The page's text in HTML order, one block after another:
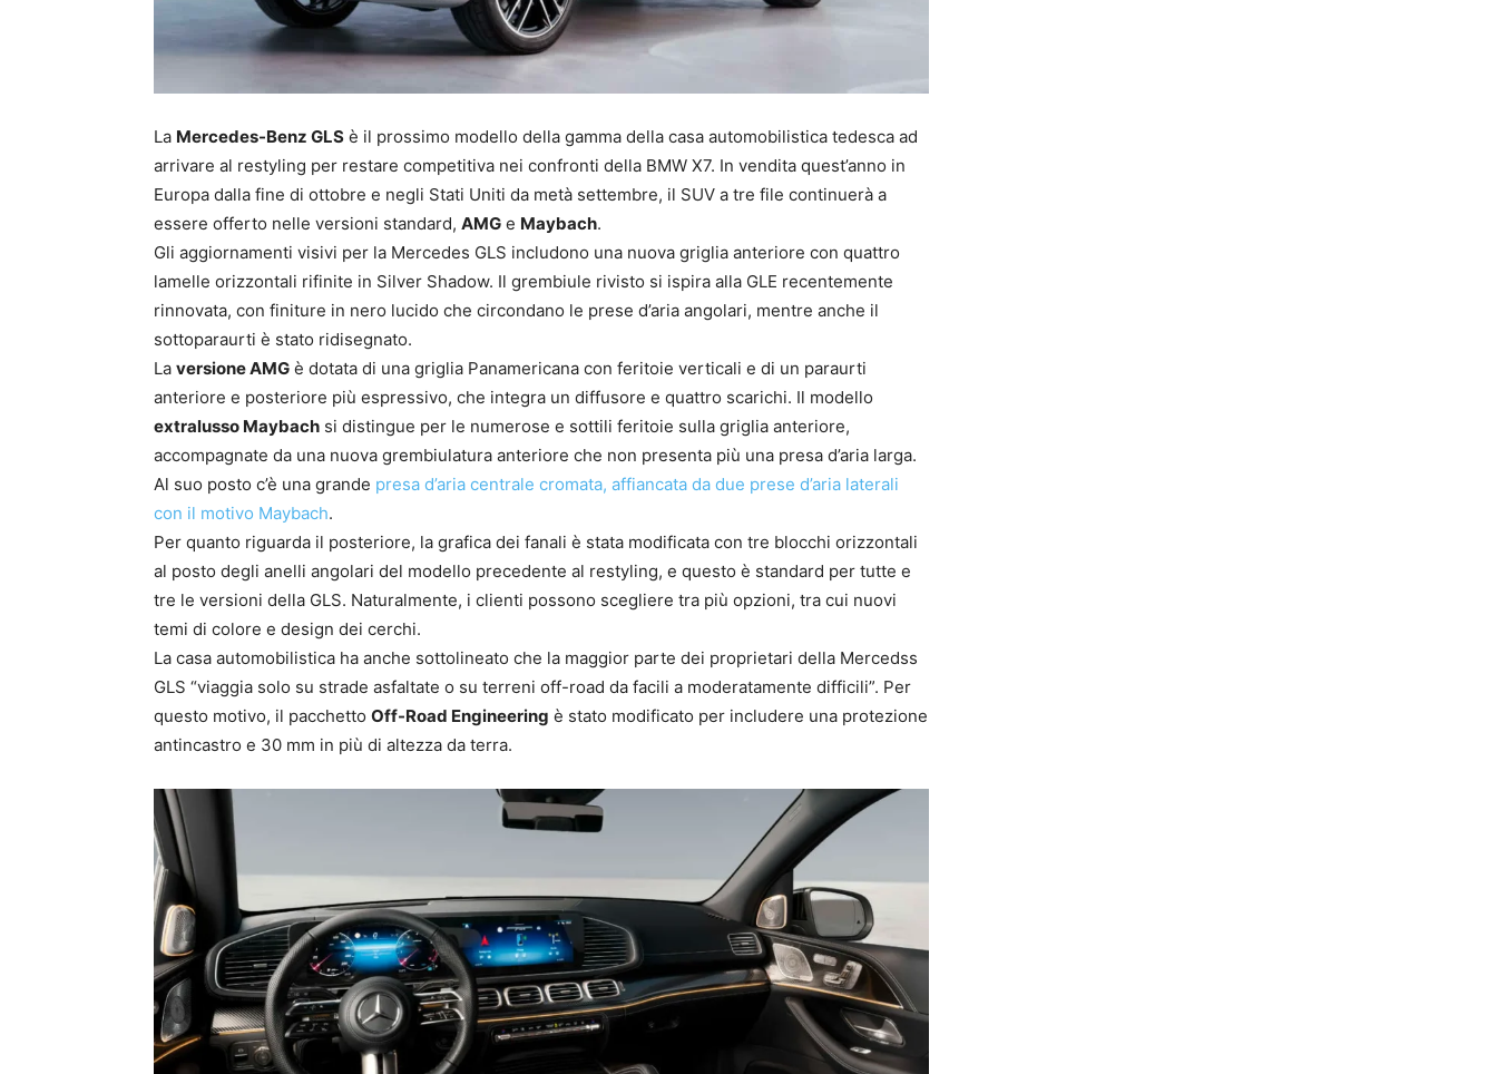
La Mercedes-Benz GLS è il prossimo modello della gamma della casa automobilistica tedesca ad
arrivare al restyling per restare competitiva nei confronti della BMW X7. In vendita quest’anno in
Europa dalla fine di ottobre e negli Stati Uniti da metà settembre, il SUV a tre file continuerà a
essere offerto nelle versioni standard, AMG e Maybach.
Gli aggiornamenti visivi per la Mercedes GLS includono una nuova griglia anteriore con quattro
lamelle orizzontali rifinite in Silver Shadow. Il grembiule rivisto si ispira alla GLE recentemente
rinnovata, con finiture in nero lucido che circondano le prese d’aria angolari, mentre anche il
sottoparaurti è stato ridisegnato.
La versione AMG è dotata di una griglia Panamericana con feritoie verticali e di un paraurti
anteriore e posteriore più espressivo, che integra un diffusore e quattro scarichi. Il modello
extralusso Maybach si distingue per le numerose e sottili feritoie sulla griglia anteriore,
accompagnate da una nuova grembiulatura anteriore che non presenta più una presa d’aria larga.
Al suo posto c’è una grande presa d’aria centrale cromata, affiancata da due prese d’aria laterali
con il motivo Maybach.
Per quanto riguarda il posteriore, la grafica dei fanali è stata modificata con tre blocchi orizzontali
al posto degli anelli angolari del modello precedente al restyling, e questo è standard per tutte e
tre le versioni della GLS. Naturalmente, i clienti possono scegliere tra più opzioni, tra cui nuovi
temi di colore e design dei cerchi.
La casa automobilistica ha anche sottolineato che la maggior parte dei proprietari della Mercedss
GLS “viaggia solo su strade asfaltate o su terreni off-road da facili a moderatamente difficili”. Per
questo motivo, il pacchetto Off-Road Engineering è stato modificato per includere una protezione
antincastro e 30 mm in più di altezza da terra.